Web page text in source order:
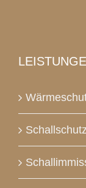
Schallschutz